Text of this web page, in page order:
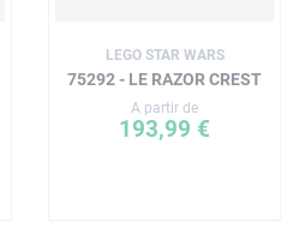
LEGO STAR WARS
75292 - LE RAZOR CREST
A partir de
193,99 €